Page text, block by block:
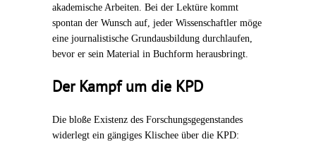
akademische Arbeiten. Bei der Lektüre kommt
spontan der Wunsch auf, jeder Wissenschaftler möge
eine journalistische Grundausbildung durchlaufen,
bevor er sein Material in Buchform herausbringt.
Der Kampf um die KPD
Die bloße Existenz des Forschungsgegenstandes
widerlegt ein gängiges Klischee über die KPD: